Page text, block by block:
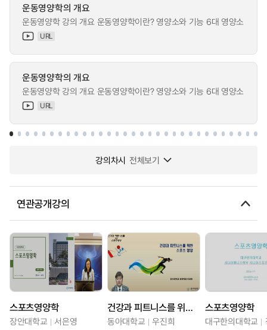
운동영양학의 개요
운동영양학 강의 개요 운동영양학이란? 영양소와 기능 6대 영양소
URL
운동영양학의 개요
운동영양학 강의 개요 운동영양학이란? 영양소와 기능 6대 영양소
URL
강의차시 전체보기
연관공개강의
스포츠영양학
장안대학교 서은영
건강과 피트니스를 위한 스포츠 영양
동아대학교 우진희
스포츠영양학
대구한의대학교